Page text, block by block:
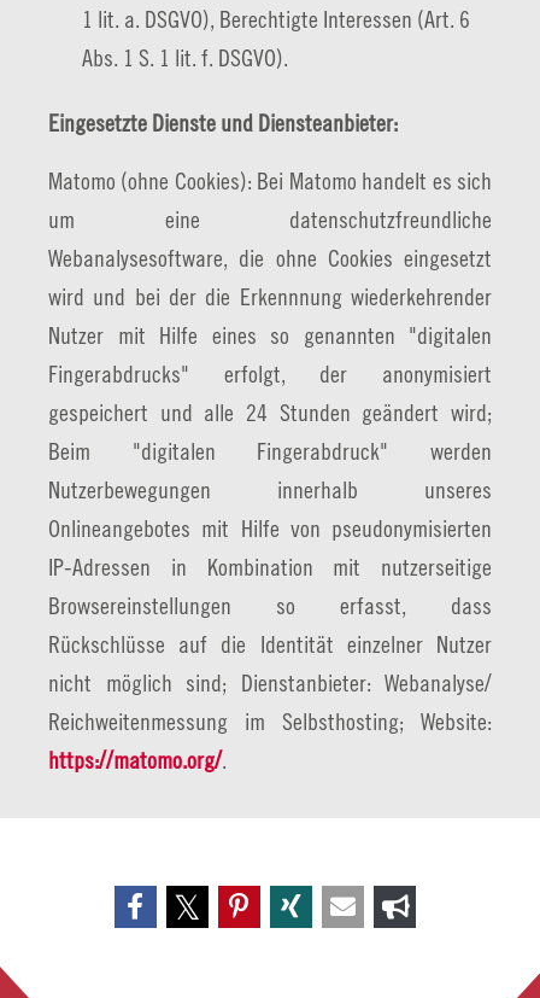
1 lit. a. DSGVO), Berechtigte Interessen (Art. 6
Abs. 1 S. 1 lit. f. DSGVO).
Eingesetzte Dienste und Diensteanbieter:
Matomo (ohne Cookies): Bei Matomo handelt es sich
um eine datenschutzfreundliche
Webanalysesoftware, die ohne Cookies eingesetzt
wird und bei der die Erkennnung wiederkehrender
Nutzer mit Hilfe eines so genannten "digitalen
Fingerabdrucks" erfolgt, der anonymisiert
gespeichert und alle 24 Stunden geändert wird;
Beim "digitalen Fingerabdruck" werden
Nutzerbewegungen innerhalb unseres
Onlineangebotes mit Hilfe von pseudonymisierten
IP-Adressen in Kombination mit nutzerseitige
Browsereinstellungen so erfasst, dass
Rückschlüsse auf die Identität einzelner Nutzer
nicht möglich sind; Dienstanbieter: Webanalyse/
Reichweitenmessung im Selbsthosting; Website:
https://matomo.org/.